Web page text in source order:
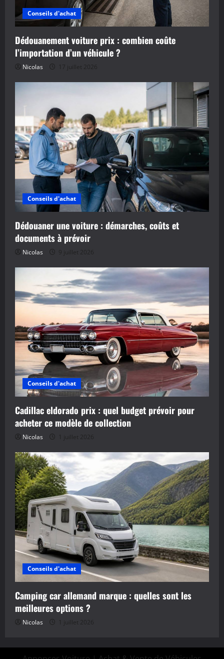
Conseils d'achat
Dédouanement voiture prix : combien coûte
l’importation d’un véhicule ?
Nicolas 17 juillet 2026
Conseils d'achat
Dédouaner une voiture : démarches, coûts et
documents à prévoir
Nicolas 9 juillet 2026
Conseils d'achat
Cadillac eldorado prix : quel budget prévoir pour
acheter ce modèle de collection
Nicolas 1 juillet 2026
Conseils d'achat
Camping car allemand marque : quelles sont les
meilleures options ?
Nicolas 1 juillet 2026